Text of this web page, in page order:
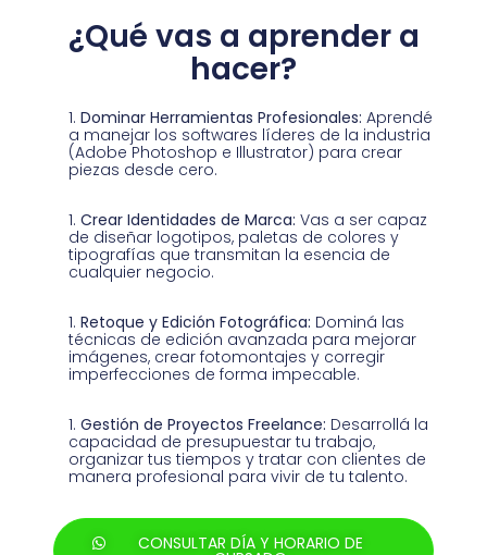
¿Qué vas a aprender a
hacer?
Dominar Herramientas Profesionales: Aprendé
a manejar los softwares líderes de la industria
(Adobe Photoshop e Illustrator) para crear
piezas desde cero.
Crear Identidades de Marca: Vas a ser capaz
de diseñar logotipos, paletas de colores y
tipografías que transmitan la esencia de
cualquier negocio.
Retoque y Edición Fotográfica: Dominá las
técnicas de edición avanzada para mejorar
imágenes, crear fotomontajes y corregir
imperfecciones de forma impecable.
Gestión de Proyectos Freelance: Desarrollá la
capacidad de presupuestar tu trabajo,
organizar tus tiempos y tratar con clientes de
manera profesional para vivir de tu talento.
CONSULTAR DÍA Y HORARIO DE